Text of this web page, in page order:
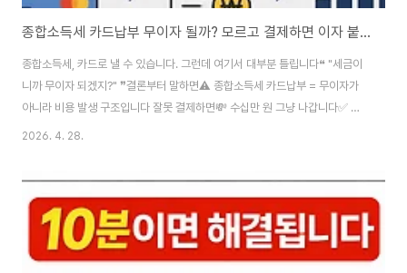
종합소득세 카드납부 무이자 될까? 모르고 결제하면 이자 붙습니다 (2026)
종합소득세, 카드로 낼 수 있습니다. 그런데 여기서 대부분 틀립니다❝ "세금이
니까 무이자 되겠지?" ❞결론부터 말하면⚠️ 종합소득세 카드납부 = 무이자가
아니라 비용 발생 구조입니다 잘못 결제하면💸 수십만 원 그냥 나갑니다✅ 종
합소득세 카드납부, 가능할까?가능합니다.아래 방법으로 카드 납부 가능합니
부 가능 카드사 제한 있음 BC·신한·삼성·현대·롯데·KB·하나·NH농협 등🚨 가
장 많이 틀리는 핵심카드 납부 = 무이자 ❌결제 방식비용 구조일시불 (신용카
드)납부대행 수수료 0.8% 발생일시불 (체크카드)납부대행 수수료 0.5% 발생
할부수수료 0.8% + 카드사..
2026. 4. 28.